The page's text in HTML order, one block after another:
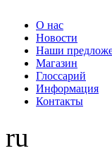
О нас
Новости
Наши
Магазин
Глоссарий
Информация
Контакты
ru